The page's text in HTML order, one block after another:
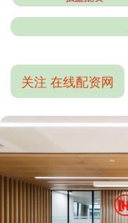
关注 在线配资网